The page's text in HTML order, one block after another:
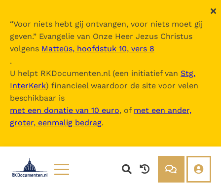
“Voor niets hebt gij ontvangen, voor niets moet gij
geven.” Evangelie van Onze Heer Jezus Christus
volgens Matteüs, hoofdstuk 10, vers 8
.
U helpt RKDocumenten.nl (een initiatief van Stg.
InterKerk) financieel waardoor de site voor velen
beschikbaar is
met een donatie van 10 euro, of met een ander,
groter, eenmalig bedrag.
Nova Vulgata
Inhoudsopgave
uitklappen
- Vetus Testamentum
- Evangelium Secundum
Matthaeum
- Evangelium Secundum Marcum
- Evangelium Secundum Lucam